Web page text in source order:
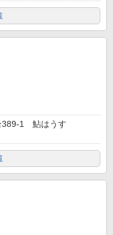
389-1 鮎はうす